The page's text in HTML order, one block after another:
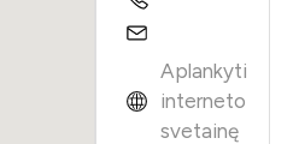
Aplankyti
interneto
svetainę